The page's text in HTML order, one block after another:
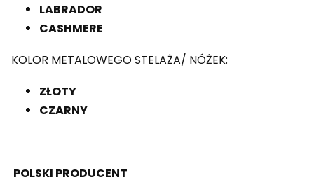
LABRADOR
CASHMERE
KOLOR METALOWEGO STELAŻA/ NÓŻEK:
ZŁOTY
CZARNY
POLSKI PRODUCENT